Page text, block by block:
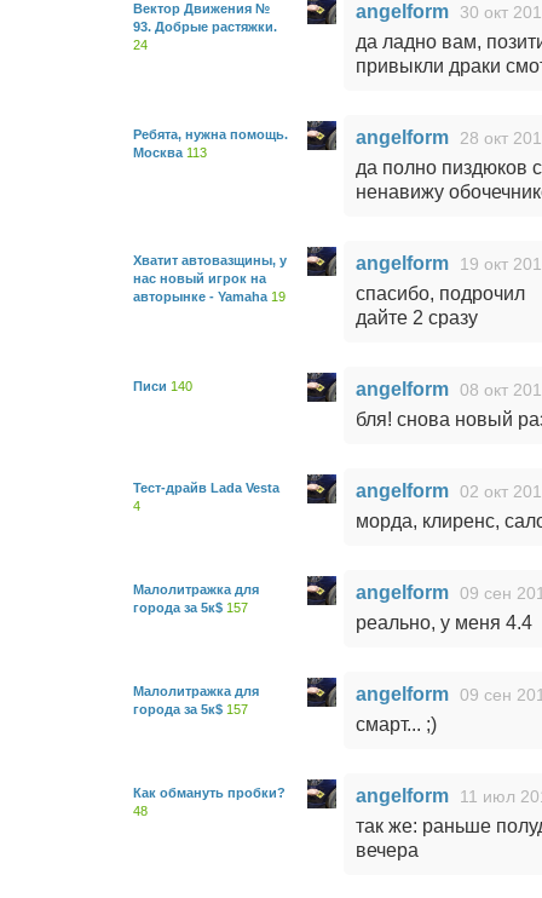
Вектор Движения №
93. Добрые растяжки.
24
angelform 30 окт
да ладно вам,
привыкли драки
Ребята, нужна помощь.
Москва 113
angelform 28 окт
да полно пиздюков
ненавижу
Хватит автовазщины, у
нас новый игрок на
авторынке - Yamaha 19
angelform 19 окт
спасибо, подрочил
дайте 2 сразу
Писи 140 angelform 08 окт
бля! снова новый
Тест-драйв Lada Vesta
4
angelform 02 окт
морда, клиренс,
Малолитражка для
города за 5к$ 157
angelform 09 сен
реально, у меня 4.4
Малолитражка для
города за 5к$ 157
angelform 09 сен
смарт... ;)
Как обмануть пробки?
48
angelform 11 июл
так же: раньше
вечера